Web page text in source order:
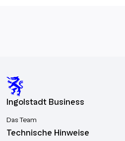
Ingolstadt Business
Das Team
Technische Hinweise